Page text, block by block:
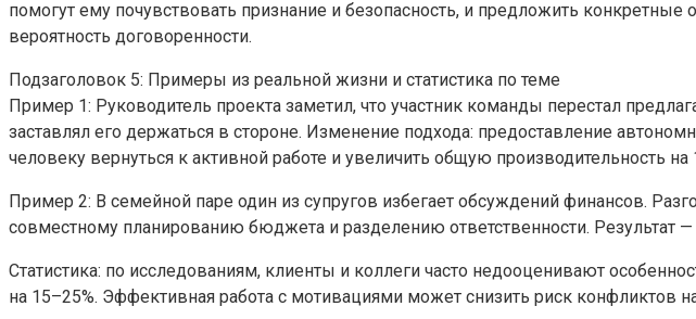
помогут ему почувствовать признание и безопасность, и предложить
вероятность договоренности.
Подзаголовок 5: Примеры из реальной жизни и статистика по теме
Пример 1: Руководитель проекта заметил, что участник команды перестал
заставлял его держаться в стороне. Изменение подхода: предоставление
человеку вернуться к активной работе и увеличить общую производительность на
Пример 2: В семейной паре один из супругов избегает обсуждений финансов.
совместному планированию бюджета и разделению ответственности. Результат
Статистика: по исследованиям, клиенты и коллеги часто недооценивают
на 15–25%. Эффективная работа с мотивациями может снизить риск конфликтов